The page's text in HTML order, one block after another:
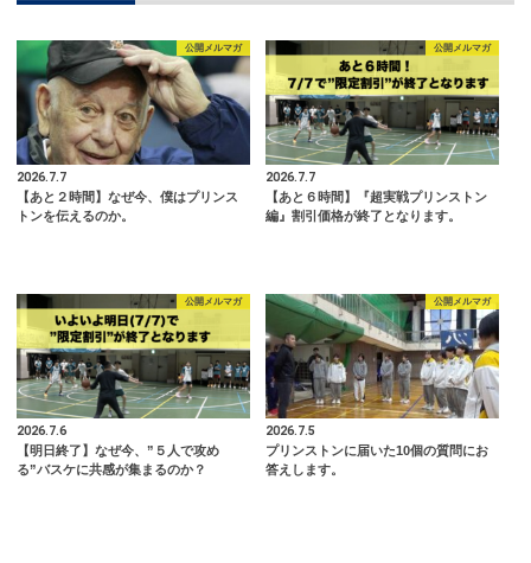
公開メルマガ
2026.7.7
【あと２時間】なぜ今、僕はプリンス
トンを伝えるのか。
公開メルマガ
2026.7.7
【あと６時間】『超実戦プリンストン
編』割引価格が終了となります。
公開メルマガ
2026.7.6
【明日終了】なぜ今、”５人で攻め
る”バスケに共感が集まるのか？
公開メルマガ
2026.7.5
プリンストンに届いた10個の質問にお
答えします。